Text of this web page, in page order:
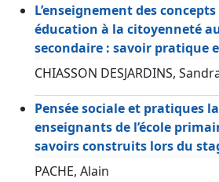
L’enseignement des
éducation à la citoyenneté
secondaire : savoir pratique
CHIASSON DESJARDINS,
Pensée sociale et pratiques
enseignants de l’école
savoirs construits lors du
PACHE, Alain